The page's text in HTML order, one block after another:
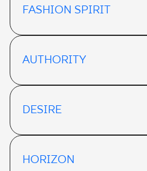
FASHION SPIRIT
AUTHORITY
DESIRE
HORIZON